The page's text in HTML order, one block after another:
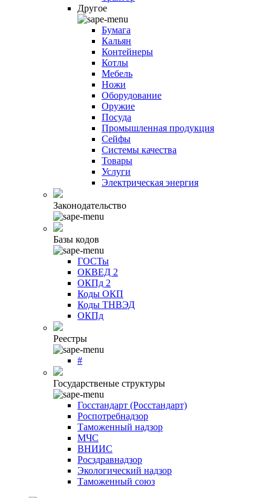
Другое
Бумага
Кальян
Контейнеры
Котлы
Мебель
Ножи
Оборудование
Оружие
Посуда
Промышленная продукция
Сейфы
Системы качества
Товары
Услуги
Электрическая энергия
Законодательство
Базы кодов
ГОСТы
ОКВЕД 2
ОКПд 2
Коды ОКП
Коды ТНВЭД
ОКПд
Реестры
#
Государственые структуры
Госстандарт (Росстандарт)
Роспотребнадзор
Таможенный надзор
МЧС
ВНИИС
Росздравнадзор
Экологический надзор
Таможенный союз